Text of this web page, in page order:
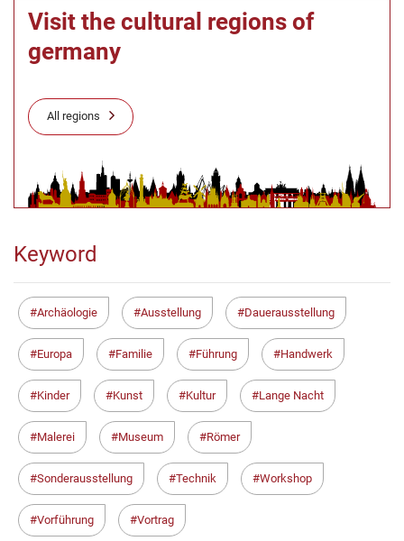
Visit the cultural regions of
germany
All regions
Keyword
Archäologie Ausstellung Dauerausstellung
Europa Familie Führung Handwerk
Kinder Kunst Kultur Lange Nacht
Malerei Museum Römer
Sonderausstellung Technik Workshop
Vorführung Vortrag